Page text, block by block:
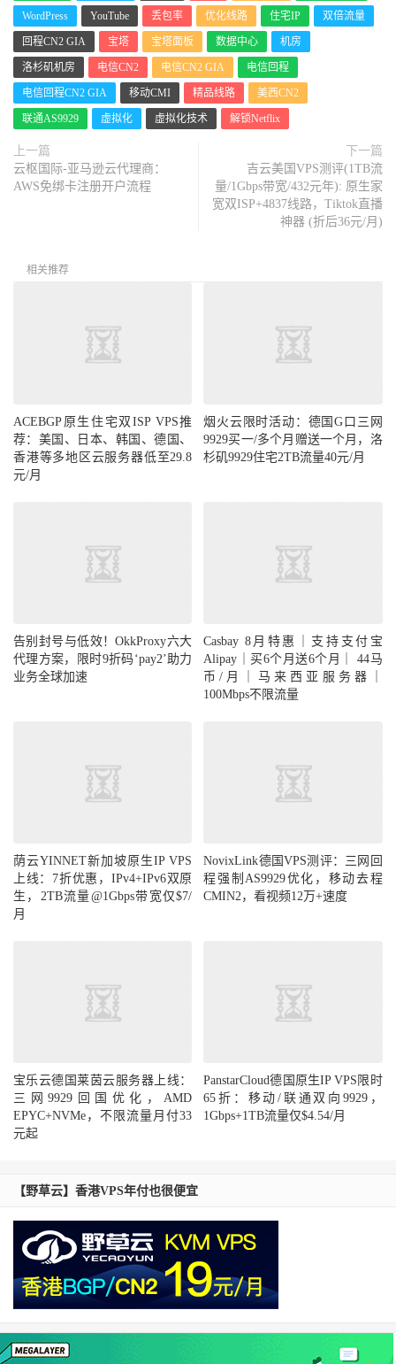
WordPress YouTube 丢包率 优化线路 住宅IP 双倍流量
回程CN2 GIA 宝塔 宝塔面板 数据中心 机房
洛杉矶机房 电信CN2 电信CN2 GIA 电信回程
电信回程CN2 GIA 移动CMI 精品线路 美西CN2
联通AS9929 虚拟化 虚拟化技术 解锁Netflix
上一篇
云枢国际-亚马逊云代理商：
AWS免绑卡注册开户流程
下一篇
吉云美国VPS测评(1TB流
量/1Gbps带宽/432元年): 原生家
宽双ISP+4837线路，Tiktok直播
神器 (折后36元/月)
相关推荐
ACEBGP原生住宅双ISP VPS推
荐：美国、日本、韩国、德国、
香港等多地区云服务器低至29.8
元/月
烟火云限时活动：德国G口三网
9929买一/多个月赠送一个月，洛
杉矶9929住宅2TB流量40元/月
代理方案，限时9折码‘pay2’助力
业务全球加速
Casbay 8月特惠｜支持支付宝
Alipay｜买6个月送6个月｜ 44马
币/月｜马来西亚服务器｜
100Mbps不限流量
荫云YINNET新加坡原生IP VPS
上线：7折优惠，IPv4+IPv6双原
生，2TB流量@1Gbps带宽仅$7/
月
NovixLink德国VPS测评：三网回
程强制AS9929优化，移动去程
CMIN2，看视频12万+速度
宝乐云德国莱茵云服务器上线：
三网9929回国优化，AMD
EPYC+NVMe，不限流量月付33
元起
PanstarCloud德国原生IP VPS限时
65折：移动/联通双向9929，
1Gbps+1TB流量仅$4.54/月
【野草云】香港VPS年付也很便宜